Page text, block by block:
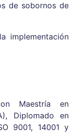
de sobornos de
implementación
Maestría en
Diplomado en
9001, 14001 y